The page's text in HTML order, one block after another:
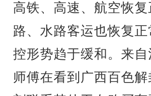
高铁、高速、航空恢
路、水路客运也恢复
控形势趋于缓和。来
师傅在看到广西百色